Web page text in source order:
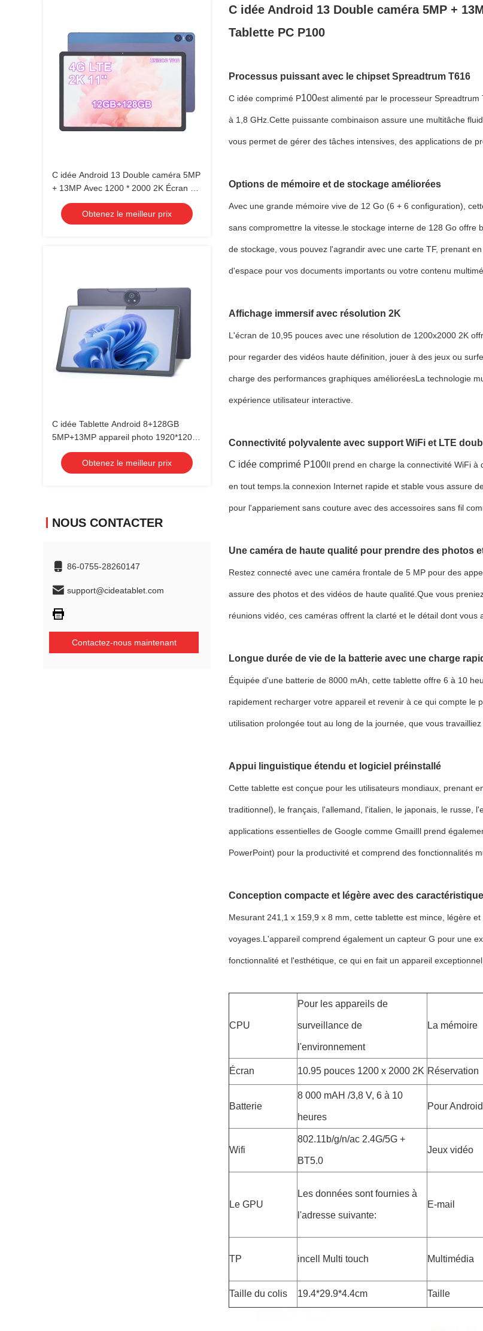
C idée Android 13 Double caméra 5MP
+ 13MP Avec 1200 * 2000 2K Écran 11
pouces Tablette PC P100
Obtenez le meilleur prix
C idée Tablette Android 8+128GB
5MP+13MP appareil photo 1920*1200
FHD 11 pouces Tablette PC P1300
Obtenez le meilleur prix
NOUS CONTACTER
86-0755-28260147
support@cideatablet.com
Contactez-nous maintenant
C idée Android 13 Double caméra 5MP +
Tablette PC P100
Processus puissant avec le chipset Spreadtrum T616
C idée comprimé P100est alimenté par le processeur
à 1,8 GHz.Cette puissante combinaison assure une multitâche
vous permet de gérer des tâches intensives, des applications de
Options de mémoire et de stockage améliorées
Avec une grande mémoire vive de 12 Go (6 + 6 configuration),
sans compromettre la vitesse.le stockage interne de 128 Go
de stockage, vous pouvez l'agrandir avec une carte TF, prenant
d'espace pour vos documents importants ou votre contenu
Affichage immersif avec résolution 2K
L'écran de 10,95 pouces avec une résolution de 1200x2000 2K
pour regarder des vidéos haute définition, jouer à des jeux ou
charge des performances graphiques amélioréesLa technologie
expérience utilisateur interactive.
Connectivité polyvalente avec support WiFi et LTE
C idée comprimé P100Il prend en charge la connectivité WiFi
en tout temps.la connexion Internet rapide et stable vous assure
pour l'appariement sans couture avec des accessoires sans fil
Une caméra de haute qualité pour prendre des photos
Restez connecté avec une caméra frontale de 5 MP pour des
assure des photos et des vidéos de haute qualité.Que vous
réunions vidéo, ces caméras offrent la clarté et le détail dont
Longue durée de vie de la batterie avec une charge
Équipée d'une batterie de 8000 mAh, cette tablette offre 6 à 10
rapidement recharger votre appareil et revenir à ce qui compte
utilisation prolongée tout au long de la journée, que vous
Appui linguistique étendu et logiciel préinstallé
Cette tablette est conçue pour les utilisateurs mondiaux, prenant
traditionnel), le français, l'allemand, l'italien, le japonais, le russe,
applications essentielles de Google comme GmailIl prend
PowerPoint) pour la productivité et comprend des fonctionnalités
Conception compacte et légère avec des
Mesurant 241,1 x 159,9 x 8 mm, cette tablette est mince, légère
voyages.L'appareil comprend également un capteur G pour une
fonctionnalité et l'esthétique, ce qui en fait un appareil
CPU
Pour les appareils de
surveillance de
l'environnement
La mémoire
Écran 10.95 pouces 1200 x 2000 2K Réservation
Batterie
8 000 mAH /3,8 V, 6 à 10
heures
Pour Android
Wifi
802.11b/g/n/ac 2.4G/5G +
BT5.0
Jeux vidéo
Le GPU
Les données sont fournies à
l'adresse suivante:
E-mail
TP incell Multi touch Multimédia
Taille du colis 19.4*29.9*4.4cm Taille